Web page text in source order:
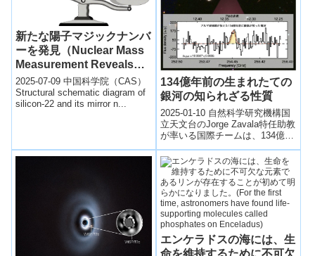
新たな陽子マジックナンバ
ーを発見（Nuclear Mass
Measurement Reveals
New Proton Magic
Number）
2025-07-09 中国科学院（CAS）
Structural schematic diagram of
silicon-22 and its mirror n...
134億年前の生まれたての
銀河の知られざる性質
2025-01-10 自然科学研究機構国
立天文台のJorge Zavala特任助教
が率いる国際チームは、134億光
年先の生まれたての銀河の中で
水素原子や酸素原子...
エンケラドスの海には、生